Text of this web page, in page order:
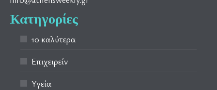
Κατηγορίες
10 καλύτερα
Επιχειρείν
Υγεία